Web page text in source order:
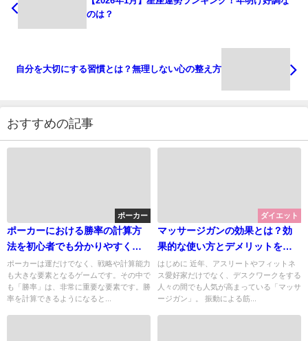
のは？
自分を大切にする習慣とは？無理しない心の整え方
おすすめの記事
ポーカー
ポーカーにおける勝率の計算方
法を初心者でも分かりやすく解
説
ポーカーは運だけでなく、戦略や計算能力
も大きな要素となるゲームです。その中で
も「勝率」は、非常に重要な要素です。勝
率を計算できるようになると...
ダイエット
マッサージガンの効果とは？効
果的な使い方とデメリットを徹
底解説！
はじめに 近年、アスリートやフィットネ
ス愛好家だけでなく、デスクワークをする
人々の間でも人気が高まっている「マッサ
ージガン」。 振動による筋...